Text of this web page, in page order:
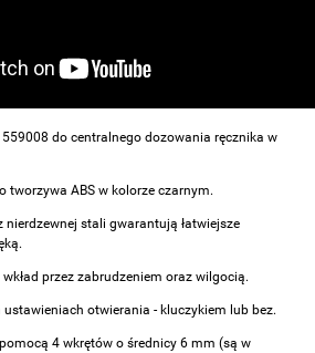
do centralnego dozowania ręcznika w
tworzywa ABS w kolorze czarnym.
nierdzewnej stali gwarantują łatwiejsze
przez zabrudzeniem oraz wilgocią.
otwierania - kluczykiem lub bez.
4 wkrętów o średnicy 6 mm (są w